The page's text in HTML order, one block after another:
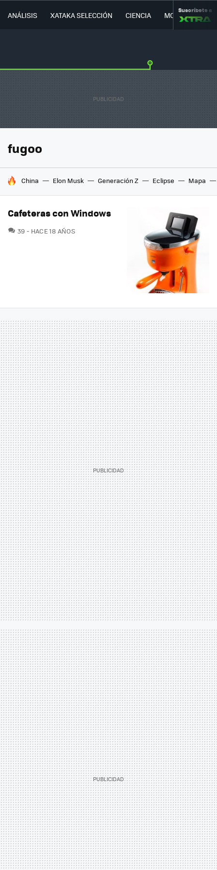
ANÁLISIS XATAKA SELECCIÓN CIENCIA MOVILIDAD
Suscríbete a
fugoo
HOY SE HABLA DE
China Elon Musk Generación Z Eclipse Mapa
Cafeteras con Windows
39 COMENTARIOS
HACE 18 AÑOS